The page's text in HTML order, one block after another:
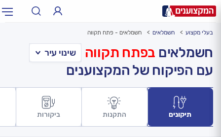
עירעיר: תל אביב, חיפה…
בעלי מקצוע חשמלאים חשמלאים - פתח תקווה
חשמלאים בפתח תקווה
עם הפיקוח של המקצוענים
תיקונים התקנות ביקורות